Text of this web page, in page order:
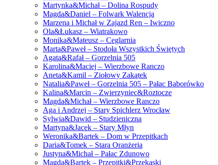
Martynka&Michał – Dolina Rospudy
Magda&Daniel – Folwark Walencja
Marzena i Michał w Zajazd Ren – Iwiczno
Ola&Łukasz – Wiatrakowo
Monika&Mateusz – Ceglarnia
Marta&Paweł – Stodoła Wszystkich Świętych
Agata&Rafał – Gorzelnia 505
Karolina&Maciej – Wierzbowe Ranczo
Aneta&Kamil – Ziołowy Zakątek
Natalia&Paweł – Gorzelnia 505 – Pałac Baborówko
Kalina&Marcin – Zwierzyniec&Roztocze
Magda&Michał – Wierzbowe Ranczo
Aga i Andrzej – Stary Spichlerz Wrocław
Sylwia&Dawid – Studzieniczna
Martyna&Jacek – Stary Młyn
Weronika&Bartek – Dom w Przepitkach
Daria&Tomek – Stara Oranżeria
Justyna&Michał – Pałac Zdunowo
Magda&Bartek – Przepitki&Przekąski